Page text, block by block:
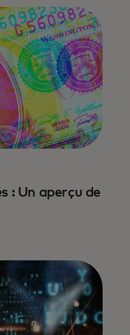
: Un aperçu de